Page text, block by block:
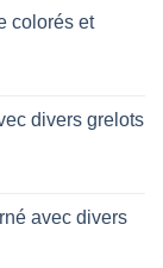
colorés et
divers grelots
avec divers